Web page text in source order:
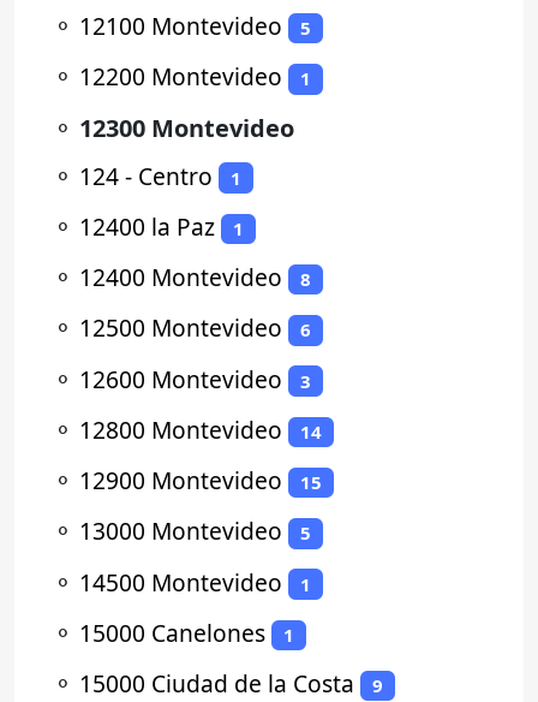
⚬ 12100 Montevideo 5
⚬ 12200 Montevideo 1
⚬ 12300 Montevideo
⚬ 124 - Centro 1
⚬ 12400 la Paz 1
⚬ 12400 Montevideo 8
⚬ 12500 Montevideo 6
⚬ 12600 Montevideo 3
⚬ 12800 Montevideo 14
⚬ 12900 Montevideo 15
⚬ 13000 Montevideo 5
⚬ 14500 Montevideo 1
⚬ 15000 Canelones 1
⚬ 15000 Ciudad de la Costa 9